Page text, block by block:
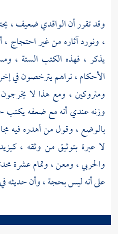
وقد تقرر أنالواقديضعيف ،
، ونورد آثاره من غير احتجاج ،
يذكر ، فهذه الكتب الستة ،
الأحكام ، نراهم يترخصون في
ومتروكين ، ومع هذا لا يخرجون
وزنه عندي أنه مع ضعفه يكتب
بالوضع ، وقول من أهدره فيه
لا عبرة بتوثيق من وثقه ،
والحربي،ومعن،وتمامعشرة
على أنه ليس بحجة ، وأن حديثه